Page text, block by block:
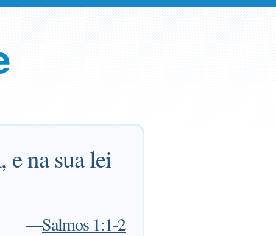
e na sua lei
—Salmos 1:1-2